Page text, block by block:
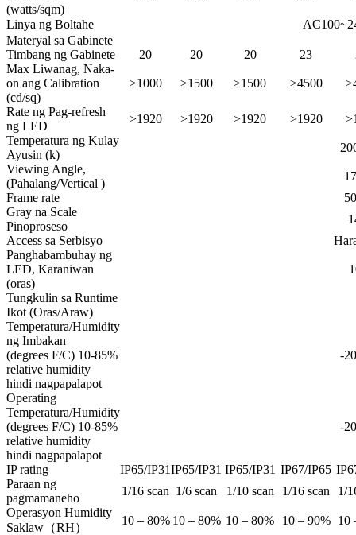
(watts/sqm)
Linya ng Boltahe
Materyal sa Gabinete
Timbang ng Gabinete
20 20 20 23
Max Liwanag, Naka-
on ang Calibration
(cd/sq)
≥1000 ≥1500 ≥1500 ≥4500
Rate ng Pag-refresh
ng LED
>1920 >1920 >1920 >1920
Temperatura ng Kulay
Ayusin (k)
Viewing Angle,
(Pahalang/Vertical )
Frame rate
Gray na Scale
Pinoproseso
Access sa Serbisyo
Panghabambuhay ng
LED, Karaniwan
(oras)
Tungkulin sa Runtime
Ikot (Oras/Araw)
Temperatura/Humidity
ng Imbakan
-
(degrees F/C) 10-85%
relative humidity
hindi nagpapalapot
Operating
Temperatura/Humidity
-
(degrees F/C) 10-85%
relative humidity
hindi nagpapalapot
IP rating
IP65/IP31IP65/IP31 IP65/IP31 IP67/IP65
Paraan ng
pagmamaneho
1/16 scan 1/6 scan 1/10 scan 1/16 scan
1/
Operasyon Humidity
Saklaw（RH）
10 – 80% 10 – 80% 10 – 80% 10 – 90% 10